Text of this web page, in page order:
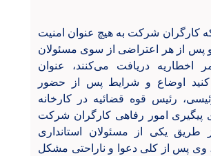
کارگران شرکت به هیچ عنوان امنیت
و پس از هر اعتراضی از سوی مسئولان
اخطاریه دریافت می‌کنند، عنوان
کنید اوضاع و شرایط پس از حضور
رئیس قوه قضائیه در کارخانه
پیگیری امور رفاهی کارگران شرکت
طریق یکی از مسئولان استانداری
وی پس از کلی دعوا و ناراحتی مشکل